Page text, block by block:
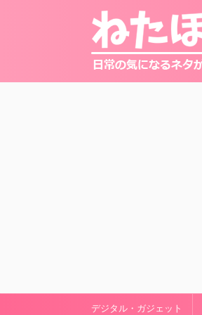
デジタル・ガジェット